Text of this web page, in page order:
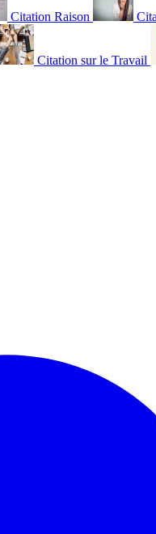
Citation Raison
Citation sur le Travail